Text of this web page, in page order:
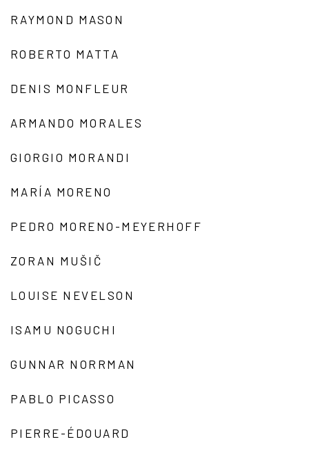
RAYMOND MASON
ROBERTO MATTA
DENIS MONFLEUR
ARMANDO MORALES
GIORGIO MORANDI
MARÍA MORENO
PEDRO MORENO-MEYERHOFF
ZORAN MUŠIČ
LOUISE NEVELSON
ISAMU NOGUCHI
GUNNAR NORRMAN
PABLO PICASSO
PIERRE-ÉDOUARD